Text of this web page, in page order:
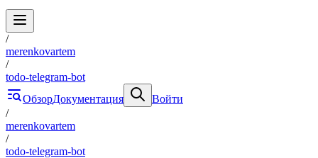
/
merenkovartem
/
todo-telegram-bot
ОбзорДокументация
Войти
/
merenkovartem
/
todo-telegram-bot